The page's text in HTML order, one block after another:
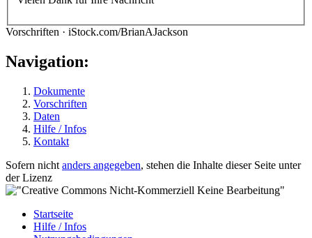
Vorschriften · iStock.com/BrianAJackson
Navigation:
Dokumente
Vorschriften
Daten
Hilfe / Infos
Kontakt
Sofern nicht anders angegeben, stehen die Inhalte dieser Seite unter
der Lizenz
Startseite
Hilfe / Infos